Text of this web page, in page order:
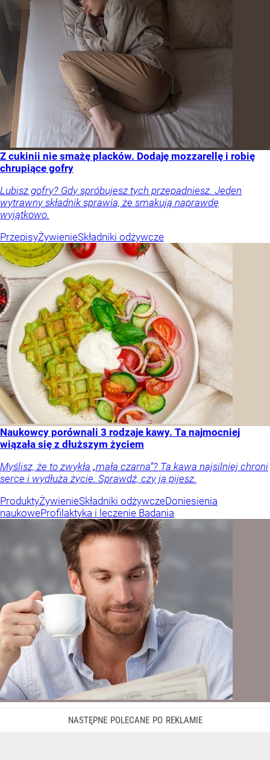
Z cukinii nie smażę placków. Dodaję mozzarellę i robię
chrupiące gofry
Lubisz gofry? Gdy spróbujesz tych przepadniesz. Jeden
wytrawny składnik sprawia, że smakują naprawdę
wyjątkowo.
PrzepisyŻywienieSkładniki odżywcze
Naukowcy porównali 3 rodzaje kawy. Ta najmocniej
wiązała się z dłuższym życiem
Myślisz, że to zwykła „mała czarna”? Ta kawa najsilniej chroni
serce i wydłuża życie. Sprawdź, czy ją pijesz.
ProduktyŻywienieSkładniki odżywczeDoniesienia
naukoweProfilaktyka i leczenie Badania